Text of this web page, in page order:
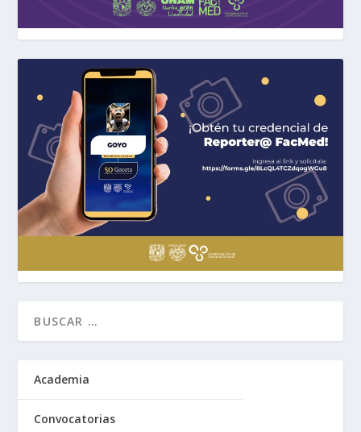
Academia
Convocatorias